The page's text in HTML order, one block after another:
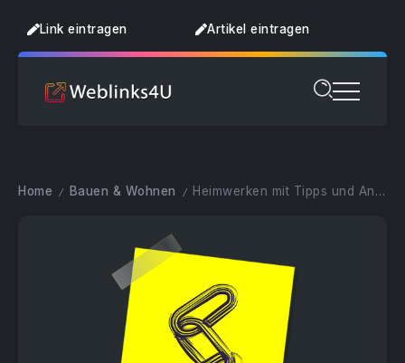
Link eintragen Artikel eintragen
Home / Bauen & Wohnen / Heimwerken mit Tipps und Anleitungen